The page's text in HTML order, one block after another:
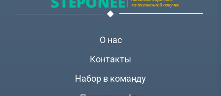
О нас
Контакты
Набор в команду